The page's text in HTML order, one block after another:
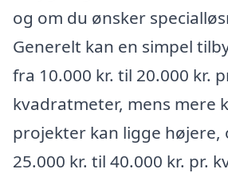
og om du ønsker
Generelt kan en simpel
fra 10.000 kr. til 20.000 kr.
kvadratmeter, mens mere
projekter kan ligge højere,
25.000 kr. til 40.000 kr. pr.